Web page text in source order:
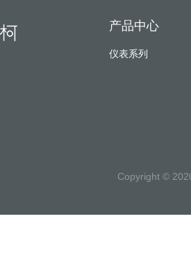
产品中心
仪表系列
Copyright ©